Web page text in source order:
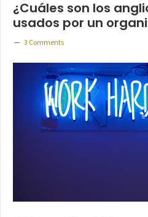
¿Cuáles son los
usados por un
3 Comments